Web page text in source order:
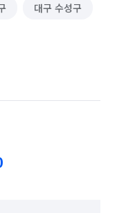
대구 수성구